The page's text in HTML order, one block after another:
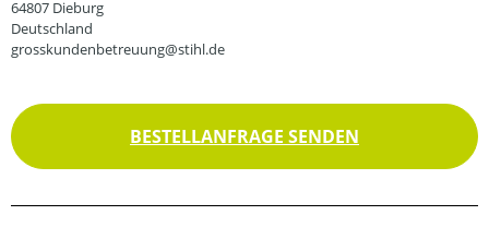
64807 Dieburg
Deutschland
grosskundenbetreuung@stihl.de
BESTELLANFRAGE SENDEN